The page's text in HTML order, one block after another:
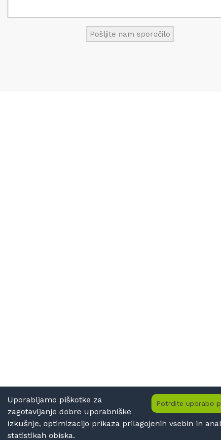
Potrdite uporabo
Uporabljamo piškotke za
zagotavljanje dobre uporabniške
izkušnje, optimizacijo prikaza prilagojenih vsebin in
statistikah obiska.